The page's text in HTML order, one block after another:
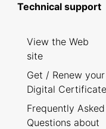
Technical support
View the Web
site
Get / Renew your
Digital Certificate
Frequently Asked
Questions about